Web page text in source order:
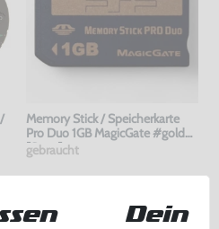
Memory Stick / Speicherkarte
Pro Duo 1GB MagicGate #gold
[Sony]
gebraucht
Warenkorb
Dein